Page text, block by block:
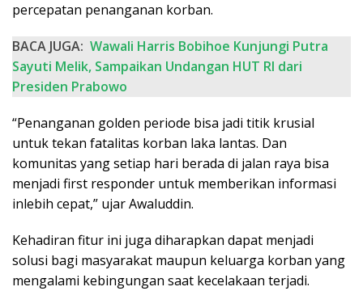
percepatan penanganan korban.
BACA JUGA: Wawali Harris Bobihoe Kunjungi Putra
Sayuti Melik, Sampaikan Undangan HUT RI dari
Presiden Prabowo
“Penanganan golden periode bisa jadi titik krusial
untuk tekan fatalitas korban laka lantas. Dan
komunitas yang setiap hari berada di jalan raya bisa
menjadi first responder untuk memberikan informasi
inlebih cepat,” ujar Awaluddin.
Kehadiran fitur ini juga diharapkan dapat menjadi
solusi bagi masyarakat maupun keluarga korban yang
mengalami kebingungan saat kecelakaan terjadi.